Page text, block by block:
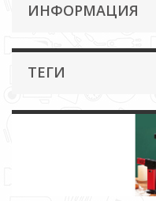
ИНФОРМАЦИЯ
ТЕГИ